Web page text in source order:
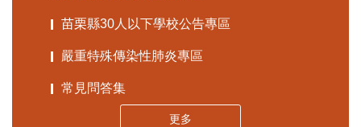
苗栗縣30人以下學校公告專區
嚴重特殊傳染性肺炎專區
常見問答集
更多